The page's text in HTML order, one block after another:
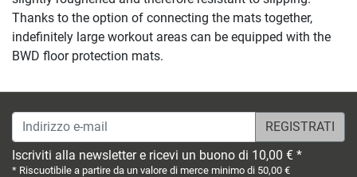
Thanks to the option of connecting the mats together,
indefinitely large workout areas can be equipped with the
BWD floor protection mats.
Indirizzo e-mail
Iscriviti alla newsletter e ricevi un buono di 10,00 € *
* Riscuotibile a partire da un valore di merce minimo di 50,00 €